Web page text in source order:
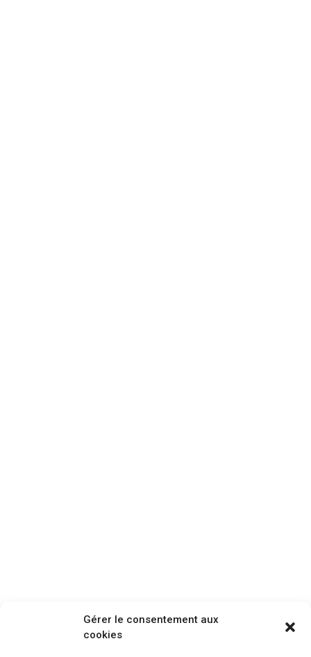
Gérer le consentement aux
cookies